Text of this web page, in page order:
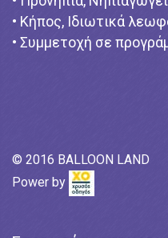
• Κήπος, Ιδιωτικά
• Συμμετοχή σε
© 2016 BALLOON LAND
Power by